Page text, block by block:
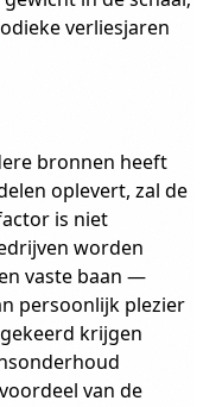
verliesjaren
bronnen heeft
oplevert, zal de
is niet
worden
vaste baan —
persoonlijk plezier
krijgen
van de